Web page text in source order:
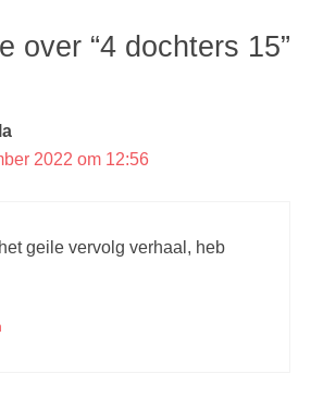
over “4 dochters 15”
2022 om 12:56
geile vervolg verhaal, heb